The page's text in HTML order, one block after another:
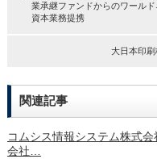
業承継ファンドからのワール
資本業務提携
大日本印
関連記事
コムシス情報システム株式
会社…